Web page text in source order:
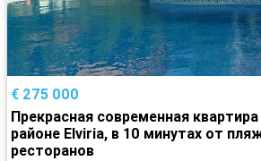
€ 275 000
Прекрасная современная
районе Elviria, в 10 минутах от
ресторанов